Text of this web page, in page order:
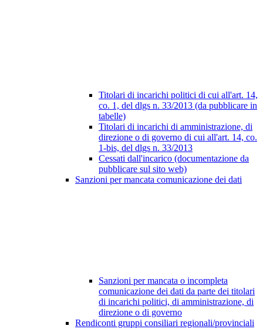
Titolari di incarichi politici di cui all'art. 14,
co. 1, del dlgs n. 33/2013 (da pubblicare in
tabelle)
Titolari di incarichi di amministrazione, di
direzione o di governo di cui all'art. 14, co.
1-bis, del dlgs n. 33/2013
Cessati dall'incarico (documentazione da
pubblicare sul sito web)
Sanzioni per mancata comunicazione dei dati
Sanzioni per mancata o incompleta
comunicazione dei dati da parte dei titolari
di incarichi politici, di amministrazione, di
direzione o di governo
Rendiconti gruppi consiliari regionali/provinciali